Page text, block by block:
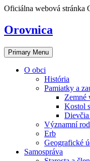
Skip
content
Oficiálna webová stránka
Orovnica
Primary Menu
O obci
História
Pamiatky a
Zemné
Kostol
Dievčia
Významní
Erb
Geografické
Samospráva